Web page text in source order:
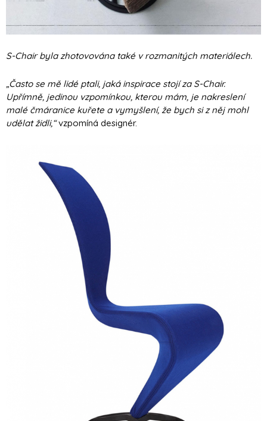
S-Chair byla zhotovována také v rozmanitých materiálech.
„Často se mě lidé ptali, jaká inspirace stojí za S-Chair.
Upřímně, jedinou vzpomínkou, kterou mám, je nakreslení
malé čmáranice kuřete a vymyšlení, že bych si z něj mohl
udělat židli,“vzpomíná designér.